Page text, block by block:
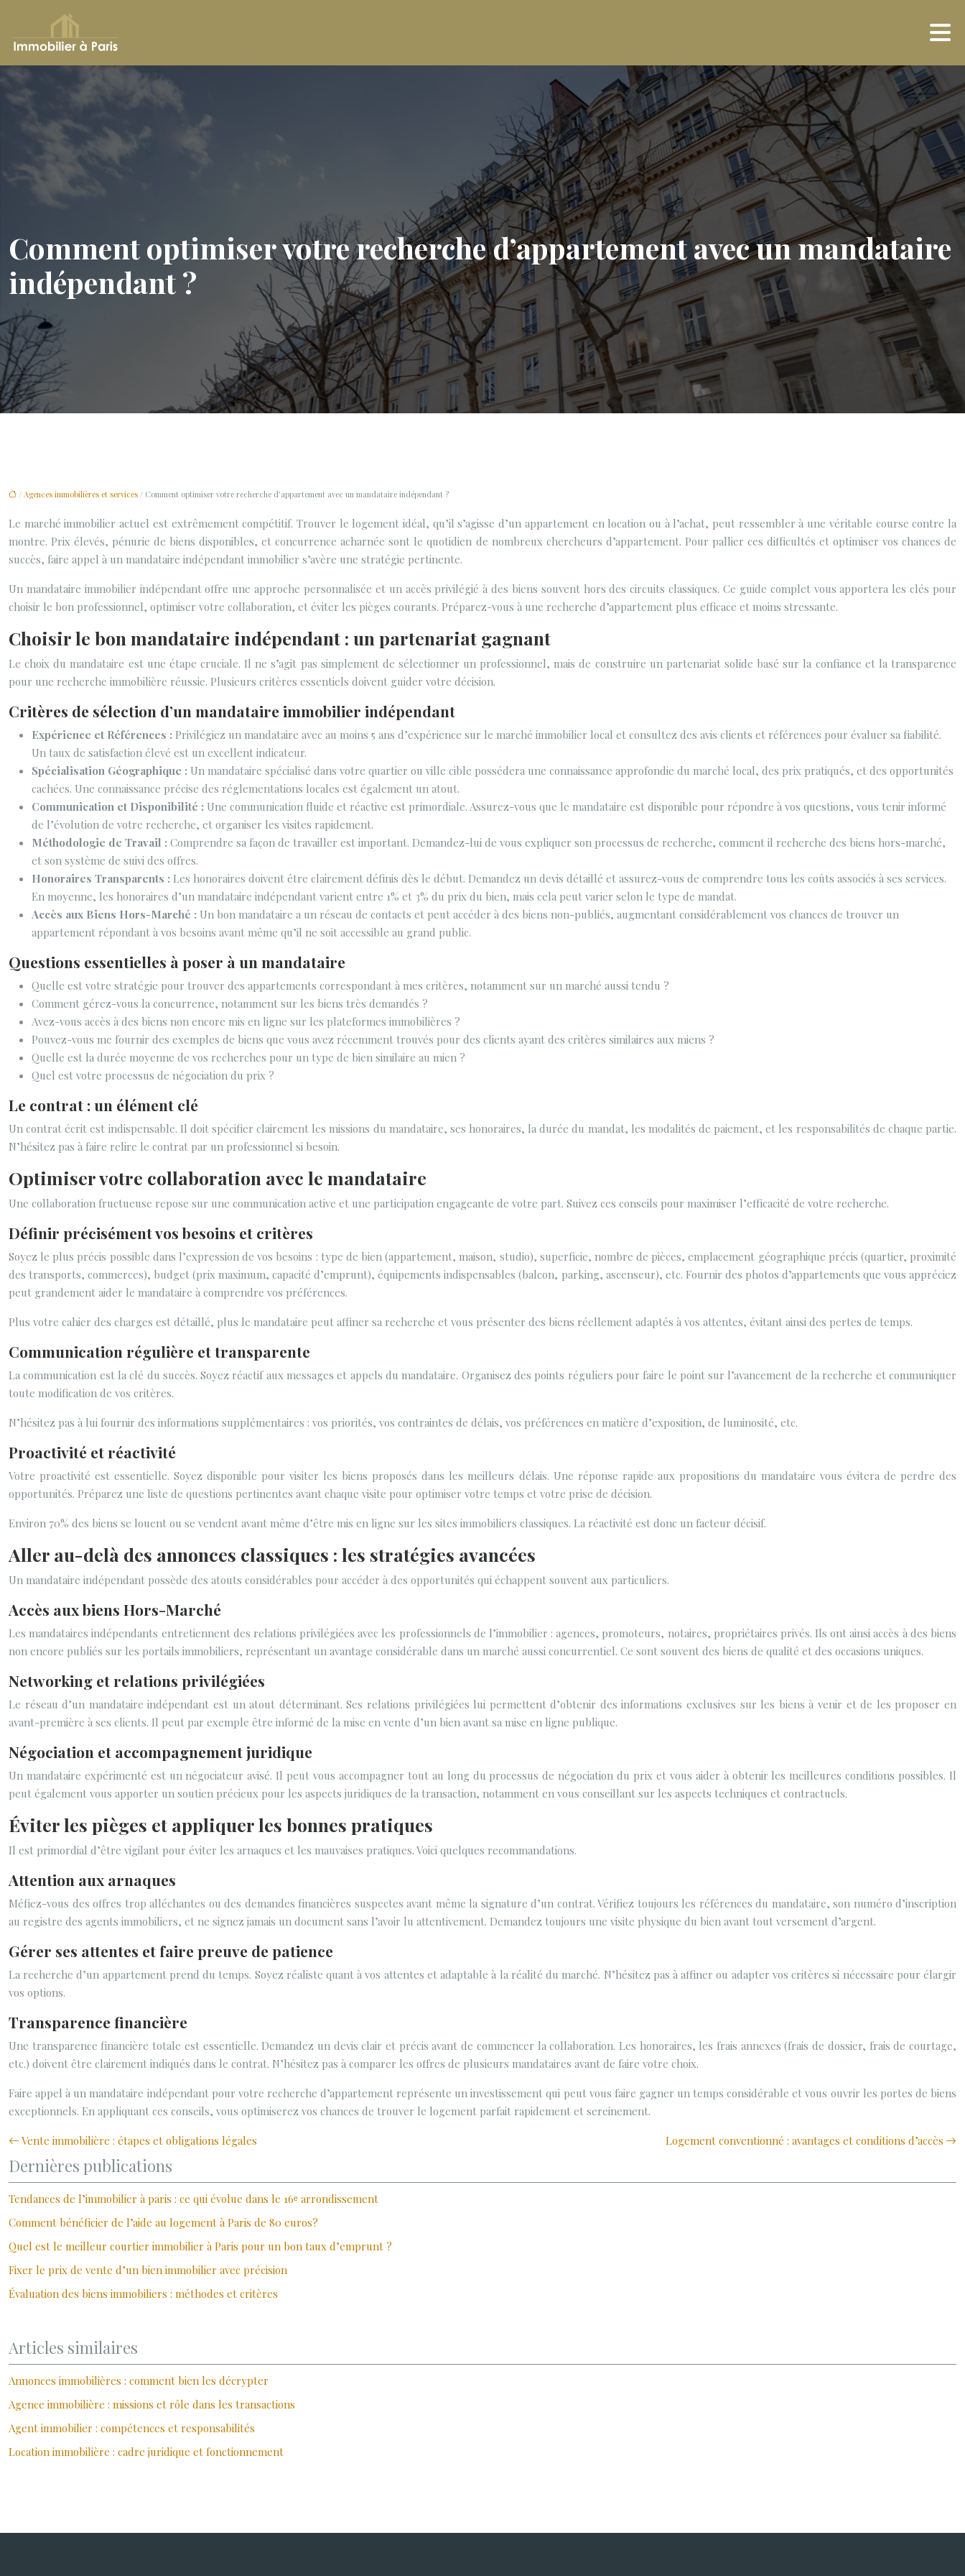
Comment optimiser votre recherche d’appartement avec un mandataire
indépendant ?
/ Agences immobilières et services / Comment optimiser votre recherche d’appartement avec un mandataire indépendant ?
Le marché immobilier actuel est extrêmement compétitif. Trouver le logement idéal, qu’il s’agisse d’un appartement en location ou à l’achat, peut ressembler à une véritable course contre la
montre. Prix élevés, pénurie de biens disponibles, et concurrence acharnée sont le quotidien de nombreux chercheurs d’appartement. Pour pallier ces difficultés et optimiser vos chances de
succès, faire appel à un mandataire indépendant immobilier s’avère une stratégie pertinente.
Un mandataire immobilier indépendant offre une approche personnalisée et un accès privilégié à des biens souvent hors des circuits classiques. Ce guide complet vous apportera les clés pour
choisir le bon professionnel, optimiser votre collaboration, et éviter les pièges courants. Préparez-vous à une recherche d’appartement plus efficace et moins stressante.
Choisir le bon mandataire indépendant : un partenariat gagnant
Le choix du mandataire est une étape cruciale. Il ne s’agit pas simplement de sélectionner un professionnel, mais de construire un partenariat solide basé sur la confiance et la transparence
pour une recherche immobilière réussie. Plusieurs critères essentiels doivent guider votre décision.
Critères de sélection d’un mandataire immobilier indépendant
Expérience et Références : Privilégiez un mandataire avec au moins 5 ans d’expérience sur le marché immobilier local et consultez des avis clients et références pour évaluer sa fiabilité.
Un taux de satisfaction élevé est un excellent indicateur.
Spécialisation Géographique : Un mandataire spécialisé dans votre quartier ou ville cible possédera une connaissance approfondie du marché local, des prix pratiqués, et des opportunités
cachées. Une connaissance précise des réglementations locales est également un atout.
Communication et Disponibilité : Une communication fluide et réactive est primordiale. Assurez-vous que le mandataire est disponible pour répondre à vos questions, vous tenir informé
de l’évolution de votre recherche, et organiser les visites rapidement.
Méthodologie de Travail : Comprendre sa façon de travailler est important. Demandez-lui de vous expliquer son processus de recherche, comment il recherche des biens hors-marché,
et son système de suivi des offres.
Honoraires Transparents : Les honoraires doivent être clairement définis dès le début. Demandez un devis détaillé et assurez-vous de comprendre tous les coûts associés à ses services.
En moyenne, les honoraires d’un mandataire indépendant varient entre 1% et 3% du prix du bien, mais cela peut varier selon le type de mandat.
Accès aux Biens Hors-Marché : Un bon mandataire a un réseau de contacts et peut accéder à des biens non-publiés, augmentant considérablement vos chances de trouver un
appartement répondant à vos besoins avant même qu’il ne soit accessible au grand public.
Questions essentielles à poser à un mandataire
Quelle est votre stratégie pour trouver des appartements correspondant à mes critères, notamment sur un marché aussi tendu ?
Comment gérez-vous la concurrence, notamment sur les biens très demandés ?
Avez-vous accès à des biens non encore mis en ligne sur les plateformes immobilières ?
Pouvez-vous me fournir des exemples de biens que vous avez récemment trouvés pour des clients ayant des critères similaires aux miens ?
Quelle est la durée moyenne de vos recherches pour un type de bien similaire au mien ?
Quel est votre processus de négociation du prix ?
Le contrat : un élément clé
Un contrat écrit est indispensable. Il doit spécifier clairement les missions du mandataire, ses honoraires, la durée du mandat, les modalités de paiement, et les responsabilités de chaque partie.
N’hésitez pas à faire relire le contrat par un professionnel si besoin.
Optimiser votre collaboration avec le mandataire
Une collaboration fructueuse repose sur une communication active et une participation engageante de votre part. Suivez ces conseils pour maximiser l’efficacité de votre recherche.
Définir précisément vos besoins et critères
Soyez le plus précis possible dans l’expression de vos besoins : type de bien (appartement, maison, studio), superficie, nombre de pièces, emplacement géographique précis (quartier, proximité
des transports, commerces), budget (prix maximum, capacité d’emprunt), équipements indispensables (balcon, parking, ascenseur), etc. Fournir des photos d’appartements que vous appréciez
peut grandement aider le mandataire à comprendre vos préférences.
Plus votre cahier des charges est détaillé, plus le mandataire peut affiner sa recherche et vous présenter des biens réellement adaptés à vos attentes, évitant ainsi des pertes de temps.
Communication régulière et transparente
La communication est la clé du succès. Soyez réactif aux messages et appels du mandataire. Organisez des points réguliers pour faire le point sur l’avancement de la recherche et communiquer
toute modification de vos critères.
N’hésitez pas à lui fournir des informations supplémentaires : vos priorités, vos contraintes de délais, vos préférences en matière d’exposition, de luminosité, etc.
Proactivité et réactivité
Votre proactivité est essentielle. Soyez disponible pour visiter les biens proposés dans les meilleurs délais. Une réponse rapide aux propositions du mandataire vous évitera de perdre des
opportunités. Préparez une liste de questions pertinentes avant chaque visite pour optimiser votre temps et votre prise de décision.
Environ 70% des biens se louent ou se vendent avant même d’être mis en ligne sur les sites immobiliers classiques. La réactivité est donc un facteur décisif.
Aller au-delà des annonces classiques : les stratégies avancées
Un mandataire indépendant possède des atouts considérables pour accéder à des opportunités qui échappent souvent aux particuliers.
Accès aux biens Hors-Marché
Les mandataires indépendants entretiennent des relations privilégiées avec les professionnels de l’immobilier : agences, promoteurs, notaires, propriétaires privés. Ils ont ainsi accès à des biens
non encore publiés sur les portails immobiliers, représentant un avantage considérable dans un marché aussi concurrentiel. Ce sont souvent des biens de qualité et des occasions uniques.
Networking et relations privilégiées
Le réseau d’un mandataire indépendant est un atout déterminant. Ses relations privilégiées lui permettent d’obtenir des informations exclusives sur les biens à venir et de les proposer en
avant-première à ses clients. Il peut par exemple être informé de la mise en vente d’un bien avant sa mise en ligne publique.
Négociation et accompagnement juridique
Un mandataire expérimenté est un négociateur avisé. Il peut vous accompagner tout au long du processus de négociation du prix et vous aider à obtenir les meilleures conditions possibles. Il
peut également vous apporter un soutien précieux pour les aspects juridiques de la transaction, notamment en vous conseillant sur les aspects techniques et contractuels.
Éviter les pièges et appliquer les bonnes pratiques
Il est primordial d’être vigilant pour éviter les arnaques et les mauvaises pratiques. Voici quelques recommandations.
Attention aux arnaques
Méfiez-vous des offres trop alléchantes ou des demandes financières suspectes avant même la signature d’un contrat. Vérifiez toujours les références du mandataire, son numéro d’inscription
au registre des agents immobiliers, et ne signez jamais un document sans l’avoir lu attentivement. Demandez toujours une visite physique du bien avant tout versement d’argent.
Gérer ses attentes et faire preuve de patience
La recherche d’un appartement prend du temps. Soyez réaliste quant à vos attentes et adaptable à la réalité du marché. N’hésitez pas à affiner ou adapter vos critères si nécessaire pour élargir
vos options.
Transparence financière
Une transparence financière totale est essentielle. Demandez un devis clair et précis avant de commencer la collaboration. Les honoraires, les frais annexes (frais de dossier, frais de courtage,
etc.) doivent être clairement indiqués dans le contrat. N’hésitez pas à comparer les offres de plusieurs mandataires avant de faire votre choix.
Faire appel à un mandataire indépendant pour votre recherche d’appartement représente un investissement qui peut vous faire gagner un temps considérable et vous ouvrir les portes de biens
exceptionnels. En appliquant ces conseils, vous optimiserez vos chances de trouver le logement parfait rapidement et sereinement.
Vente immobilière : étapes et obligations légales Logement conventionné : avantages et conditions d’accès
Dernières publications
Tendances de l’immobilier à paris : ce qui évolue dans le 16ᵉ arrondissement
Comment bénéficier de l’aide au logement à Paris de 80 euros?
Quel est le meilleur courtier immobilier à Paris pour un bon taux d’emprunt ?
Fixer le prix de vente d’un bien immobilier avec précision
Évaluation des biens immobiliers : méthodes et critères
Articles similaires
Annonces immobilières : comment bien les décrypter
Agence immobilière : missions et rôle dans les transactions
Agent immobilier : compétences et responsabilités
Location immobilière : cadre juridique et fonctionnement